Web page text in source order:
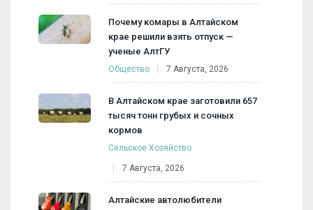
Почему комары в Алтайском
крае решили взять отпуск —
ученые АлтГУ
Общество 7 Августа, 2026
В Алтайском крае заготовили 657
тысяч тонн грубых и сочных
кормов
Сельское Хозяйство
7 Августа, 2026
Алтайские автолюбители